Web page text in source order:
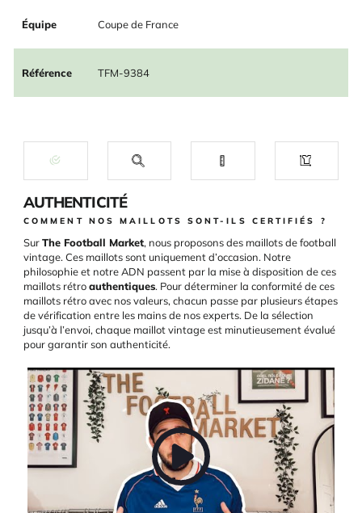
Équipe Coupe de France
Référence TFM-9384
AUTHENTICITÉ
COMMENT NOS MAILLOTS SONT-ILS CERTIFIÉS ?
SurThe Football Market, nous proposons des maillots de football
vintage. Ces maillots sont uniquement d’occasion. Notre
philosophie et notre ADN passent par la mise à disposition de ces
maillots rétroauthentiques. Pour déterminer la conformité de ces
maillots rétro avec nos valeurs, chacun passe par plusieurs étapes
de vérification entre les mains de nos experts. De la sélection
jusqu’à l’envoi, chaque maillot vintage est minutieusement évalué
pour garantir son authenticité.